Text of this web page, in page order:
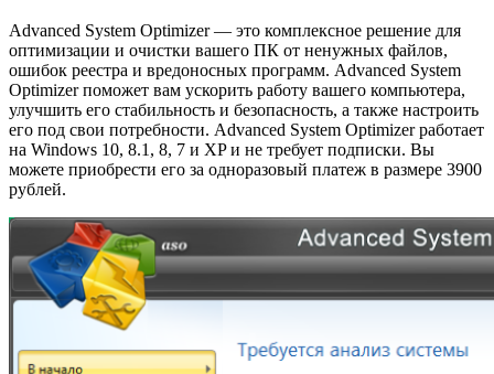
Advanced System Optimizer — это комплексное решение для
оптимизации и очистки вашего ПК от ненужных файлов,
ошибок реестра и вредоносных программ. Advanced System
Optimizer поможет вам ускорить работу вашего компьютера,
улучшить его стабильность и безопасность, а также настроить
его под свои потребности. Advanced System Optimizer работает
на Windows 10, 8.1, 8, 7 и XP и не требует подписки. Вы
можете приобрести его за одноразовый платеж в размере 3900
рублей.